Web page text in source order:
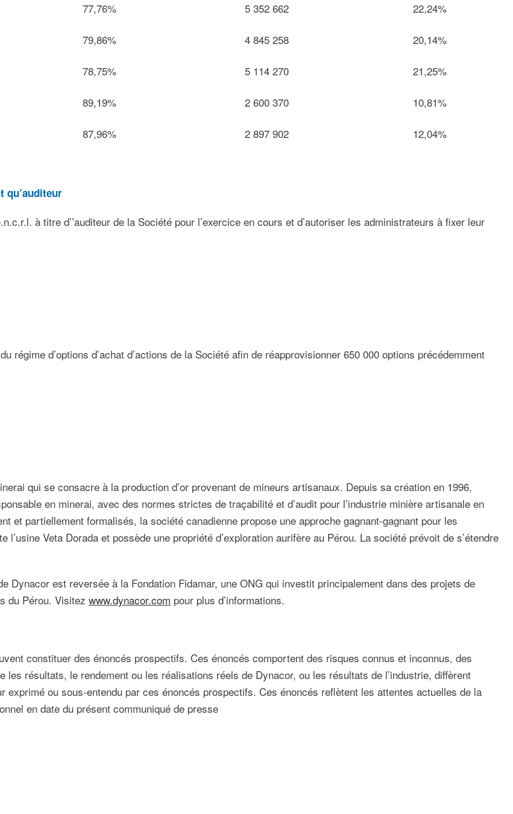
77,76% 5 352 662 22,24%
79,86% 4 845 258 20,14%
78,75% 5 114 270 21,25%
89,19% 2 600 370 10,81%
87,96% 2 897 902 12,04%
qu’auditeur
à titre d’’auditeur de la Société pour l’exercice en cours et d’autoriser les administrateurs à fixer leur
régime d’options d’achat d’actions de la Société afin de réapprovisionner 650 000 options précédemment
qui se consacre à la production d’or provenant de mineurs artisanaux. Depuis sa création en 1996,
en minerai, avec des normes strictes de traçabilité et d’audit pour l’industrie minière artisanale en
et partiellement formalisés, la société canadienne propose une approche gagnant-gagnant pour les
Veta Dorada et possède une propriété d’exploration aurifère au Pérou. La société prévoit de s’étendre
Dynacor est reversée à la Fondation Fidamar, une ONG qui investit principalement dans des projets de
du Pérou. Visitez www.dynacor.com pour plus d’informations.
constituer des énoncés prospectifs. Ces énoncés comportent des risques connus et inconnus, des
résultats, le rendement ou les réalisations réels de Dynacor, ou les résultats de l’industrie, diffèrent
ou sous-entendu par ces énoncés prospectifs. Ces énoncés reflètent les attentes actuelles de la
en date du présent communiqué de presse